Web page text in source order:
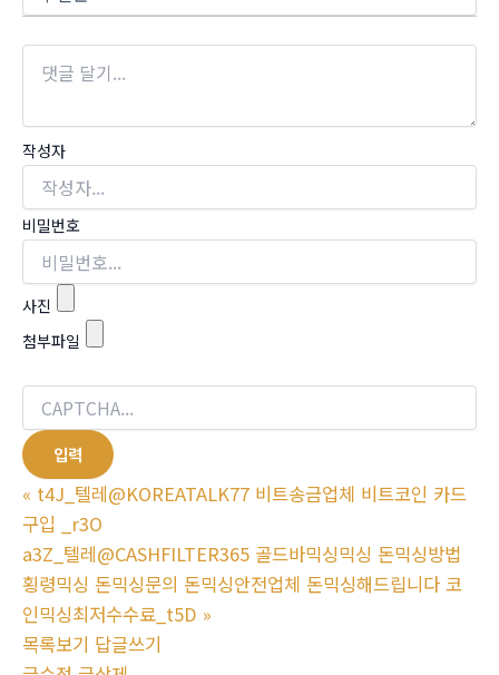
작성자
비밀번호
사진
첨부파일
« t4J_텔레@KOREATALK77 비트송금업체 비트코인 카드
구입 _r3O
a3Z_텔레@CASHFILTER365 골드바믹싱믹싱 돈믹싱방법
횡령믹싱 돈믹싱문의 돈믹싱안전업체 돈믹싱해드립니다 코
인믹싱최저수수료_t5D »
목록보기 답글쓰기